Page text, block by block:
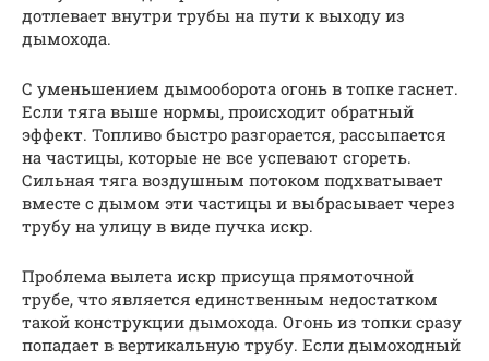
дотлевает внутри трубы на пути к выходу из
дымохода.
С уменьшением дымооборота огонь в топке гаснет.
Если тяга выше нормы, происходит обратный
эффект. Топливо быстро разгорается, рассыпается
на частицы, которые не все успевают сгореть.
Сильная тяга воздушным потоком подхватывает
вместе с дымом эти частицы и выбрасывает через
трубу на улицу в виде пучка искр.
Проблема вылета искр присуща прямоточной
трубе, что является единственным недостатком
такой конструкции дымохода. Огонь из топки сразу
попадает в вертикальную трубу. Если дымоходный